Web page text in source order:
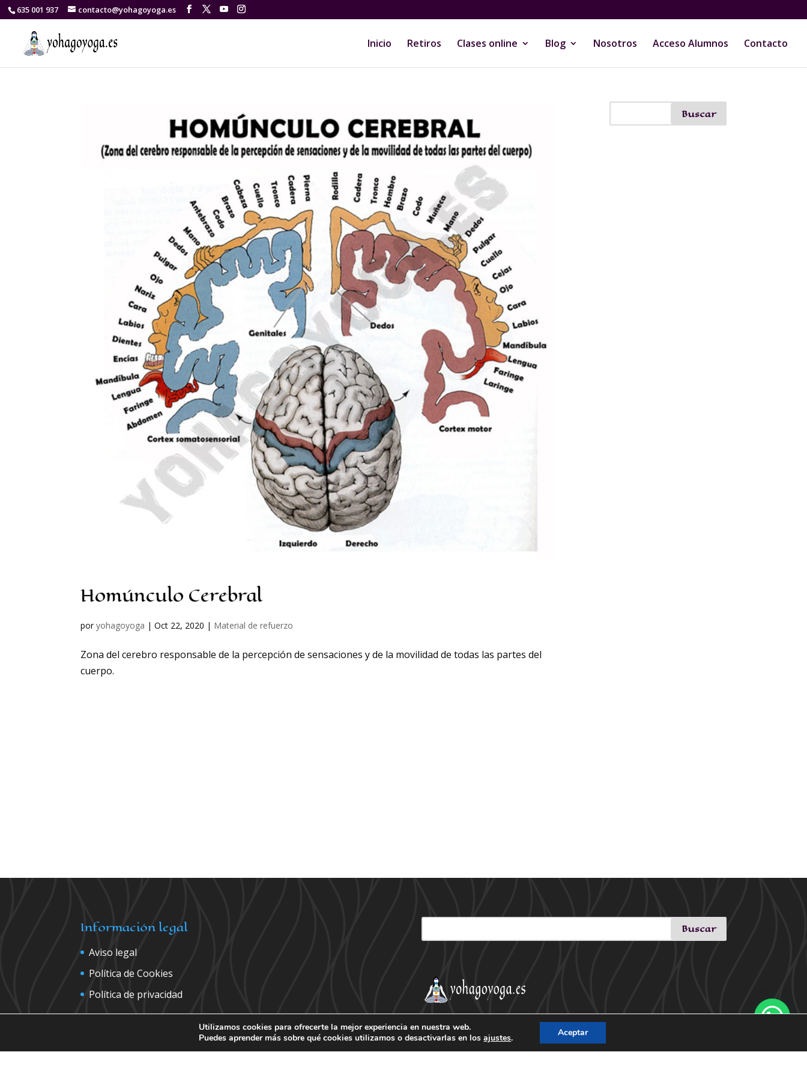
635 001 937 contacto@yohagoyoga.es
Inicio Retiros Clases online Blog Nosotros Acceso Alumnos Contacto
Homúnculo Cerebral
poryohagoyoga |Oct 22, 2020 | Material de refuerzo
Zona del cerebro responsable de la percepción de sensaciones y de la movilidad de todas las partes del
cuerpo.
Información legal
Aviso legal
Política de Cookies
Política de privacidad
Contáctanos para más información Patrocinador Palco21:
Utilizamos cookies para ofrecerte la mejor experiencia en nuestra web.
Puedes aprender más sobre qué cookies utilizamos o desactivarlas en losajustes. Aceptar